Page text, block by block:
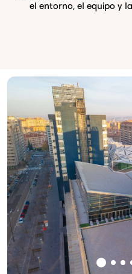
el entorno, el equipo y